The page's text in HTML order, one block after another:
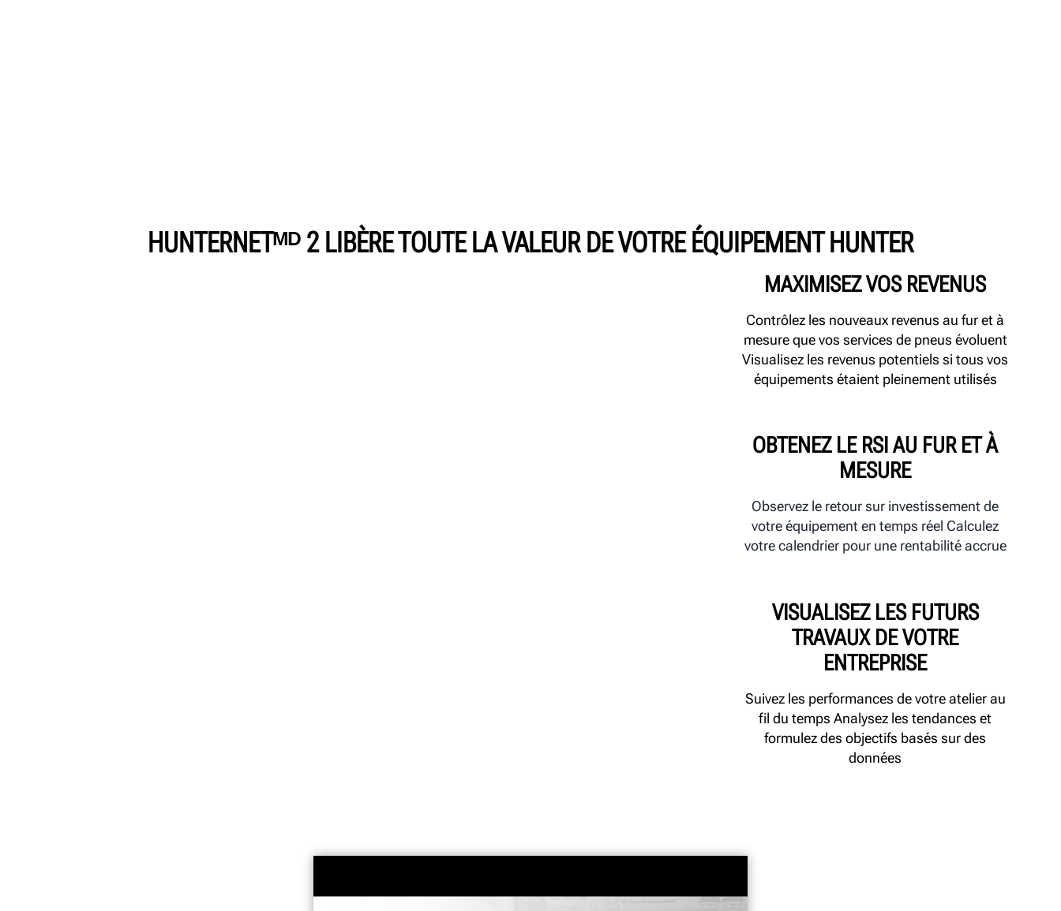
HUNTERNETᴹᴰ 2 LIBÈRE TOUTE LA VALEUR DE VOTRE ÉQUIPEMENT HUNTER
MAXIMISEZ VOS REVENUS
Contrôlez les nouveaux revenus au fur et à
mesure que vos services de pneus évoluent
Visualisez les revenus potentiels si tous vos
équipements étaient pleinement utilisés
OBTENEZ LE RSI AU FUR ET À
MESURE
Observez le retour sur investissement de
votre équipement en temps réel Calculez
votre calendrier pour une rentabilité accrue
VISUALISEZ LES FUTURS
TRAVAUX DE VOTRE
ENTREPRISE
Suivez les performances de votre atelier au
fil du temps Analysez les tendances et
formulez des objectifs basés sur des
données